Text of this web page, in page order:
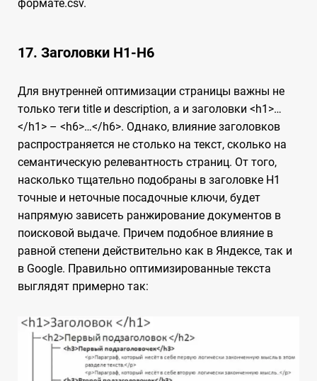
формате.csv.
17. Заголовки H1-H6
Для внутренней оптимизации страницы важны не
только теги title и description, а и заголовки <h1>…
</h1> – <h6>…</h6>. Однако, влияние заголовков
распространяется не столько на текст, сколько на
семантическую релевантность страниц. От того,
насколько тщательно подобраны в заголовке H1
точные и неточные посадочные ключи, будет
напрямую зависеть ранжирование документов в
поисковой выдаче. Причем подобное влияние в
равной степени действительно как в Яндексе, так и
в Google. Правильно оптимизированные текста
выглядят примерно так: